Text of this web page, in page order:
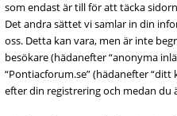
som endast är till för att täcka
Det andra sättet vi samlar in din
oss. Detta kan vara, men är inte
besökare (hädanefter “anonyma
“Pontiacforum.se” (hädanefter “ditt
efter din registrering och medan du